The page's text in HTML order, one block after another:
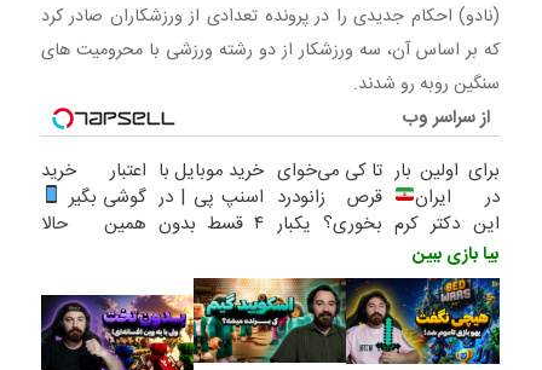
(نادو) احکام جدیدی را در پرونده تعدادی از ورزشکاران صادر کرد
که بر اساس آن، سه ورزشکار از دو رشته ورزشی با محرومیت های
سنگین روبه رو شدند.
از سراسر وب
برای اولین بار
در ایران
این دکتر کرم
ترمیم کننده
23 روزه
ساخت!
تا کی می‌خوای
قرص زانودرد
بخوری؟ یکبار
درمانش کن
خرید موبایل با
اسنپ پی | در
۴ قسط بدون
اعتبار خرید
گوشی بگیر
همین حالا
بیا بازی ببین